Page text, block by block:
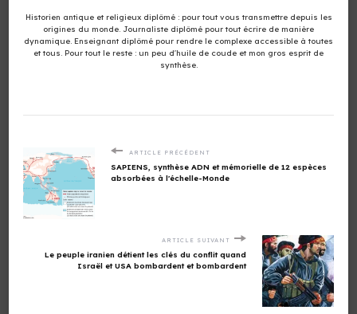
Historien antique et religieux diplômé : pour tout vous transmettre depuis les
origines du monde. Journaliste diplômé pour tout écrire de manière
dynamique. Enseignant diplômé pour rendre le complexe accessible à toutes
et tous. Pour tout le reste : un peu d'huile de coude et mon gros esprit de
synthèse.
ARTICLE PRÉCÉDENT
SAPIENS, synthèse ADN et mémorielle de 12 espèces
absorbées à l'échelle-Monde
ARTICLE SUIVANT
Le peuple iranien détient les clés du conflit quand
Israël et USA bombardent et bombardent